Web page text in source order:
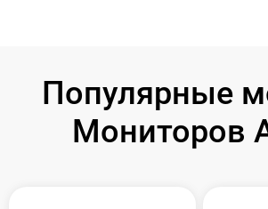
Популярные
Мониторов